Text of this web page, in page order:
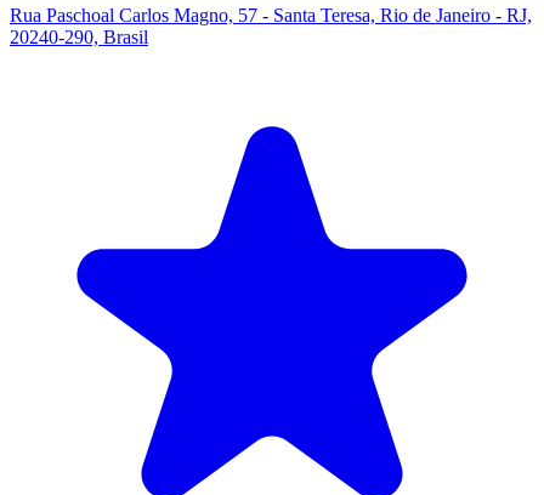
Rua Paschoal Carlos Magno, 57 - Santa Teresa, Rio de Janeiro - RJ,
20240-290, Brasil